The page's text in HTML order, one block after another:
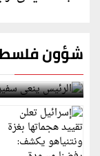
شؤون
الرئيس ينعى